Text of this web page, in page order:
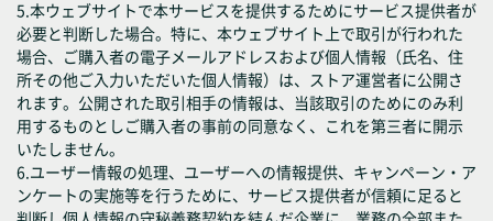
5.本ウェブサイトで本サービスを提供するためにサービス提供者が
必要と判断した場合。特に、本ウェブサイト上で取引が行われた
場合、ご購入者の電子メールアドレスおよび個人情報（氏名、住
所その他ご入力いただいた個人情報）は、ストア運営者に公開さ
れます。公開された取引相手の情報は、当該取引のためにのみ利
用するものとしご購入者の事前の同意なく、これを第三者に開示
いたしません。
6.ユーザー情報の処理、ユーザーへの情報提供、キャンペーン・ア
ンケートの実施等を行うために、サービス提供者が信頼に足ると